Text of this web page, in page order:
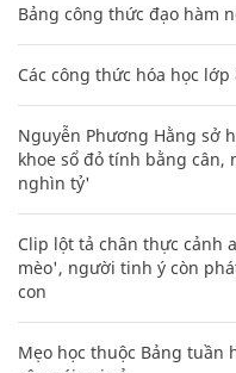
Bảng công thức đạo hàm
Các công thức hóa học
Nguyễn Phương Hằng sở
khoe sổ đỏ tính bằng cân,
nghìn tỷ'
Clip lột tả chân thực cảnh
mèo', người tinh ý còn
con
Mẹo học thuộc Bảng tuần